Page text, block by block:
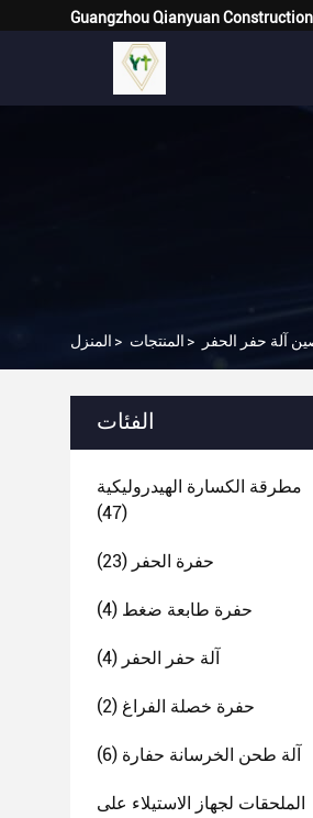
Guangzhou Qianyuan
المنزل > المنتجات > آلة حفر الحفر
الفئات
مطرقة الكسارة الهيدروليكية
(47)
حفرة الحفر (23)
حفرة طابعة ضغط (4)
آلة حفر الحفر (4)
حفرة خصلة الفراغ (2)
آلة طحن الخرسانة حفارة (6)
الملحقات لجهاز الاستيلاء على